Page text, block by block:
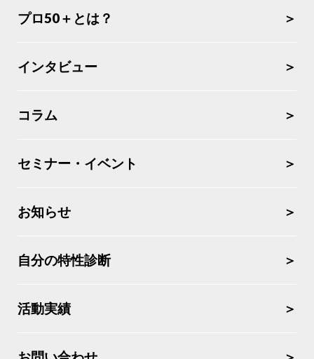
プロ50＋とは？
インタビュー
コラム
セミナー・イベント
お知らせ
自分の特性診断
活動実績